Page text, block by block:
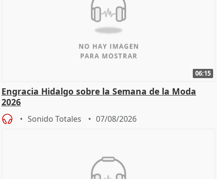
06:15
Engracia Hidalgo sobre la Semana de la Moda
2026
Sonido Totales 07/08/2026